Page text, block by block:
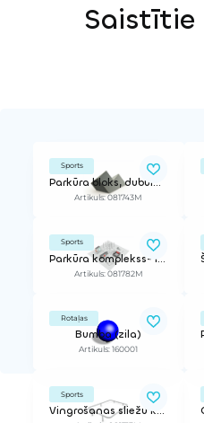
Saistītie
Sports
Parkūra bloks, dubultais S
Artikuls: 081743M
Sports
Parkūra komplekss- Izkārtojums S3
Artikuls: 081782M
Rotaļas
Bumba (zila)
Artikuls: 160001
Sports
Vingrošanas sliežu kvadrāts